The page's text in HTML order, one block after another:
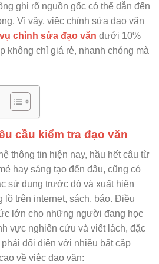
ghi rõ nguồn gốc có thể dẫn đến
Vì vậy, việc chỉnh sửa đạo văn
chỉnh sửa đạo văn dưới 10%
không chỉ giá rẻ, nhanh chóng mà
cầu kiểm tra đạo văn
thông tin hiện nay, hầu hết câu từ
hay sáng tạo đến đâu, cũng có
sử dụng trước đó và xuất hiện
lồ trên internet, sách, báo. Điều
lớn cho những người đang học
vực nghiên cứu và viết lách, đặc
đối diện với nhiều bất cập
về việc đạo văn: